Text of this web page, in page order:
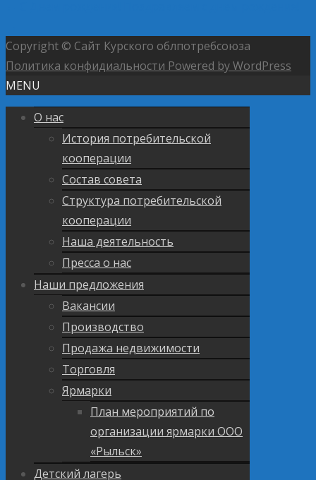
Copyright © Сайт Курского облпотребсоюза
Политика конфидиальности Powered by WordPress
MENU
О нас
История потребительской
кооперации
Состав совета
Структура потребительской
кооперации
Наша деятельность
Пресса о нас
Наши предложения
Вакансии
Производство
Продажа недвижимости
Торговля
Ярмарки
План мероприятий по
организации ярмарки ООО
«Рыльск»
Детский лагерь